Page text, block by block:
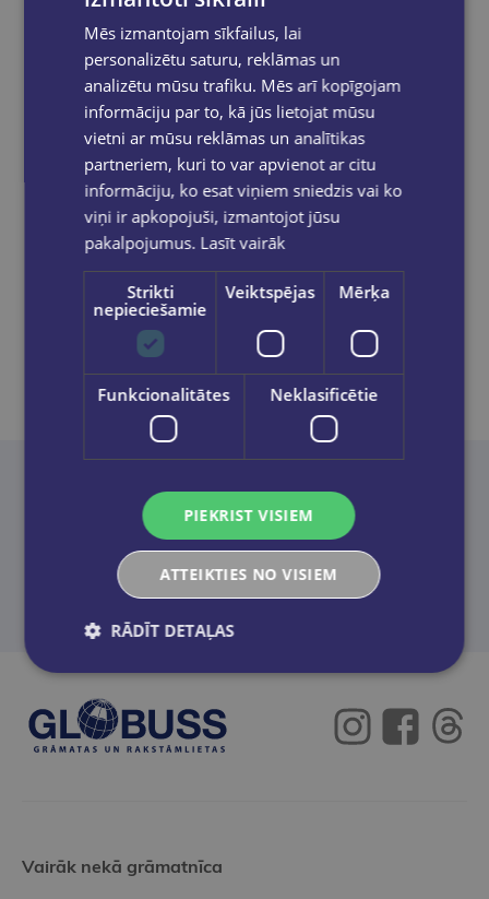
Pasūtījumu apstrāde notiek darba dienās.
Apmaksātie pasūtījumi tiekapstrādāti un
izsūtīti 2-5 darba dienu laikā.
Bezmaksas piegāde
uz OMNIVA
pasūtījumiem no €40.00.
Bezmaksas piegāde jebkurā GLOBUSS
pasūtījums būs gatavs saņemšanai, saņemsi
e-pastu un/ vai SMS.
Dalies sociālajos tīklos:
Neatradi to, ko meklēji? Palīdzēsim!
Sazināties
Vairāk nekā grāmatnīca
Mēs izmantojam sīkfailus, lai
personalizētu saturu, reklāmas un
analizētu mūsu trafiku. Mēs arī kopīgojam
informāciju par to, kā jūs lietojat mūsu
vietni ar mūsu reklāmas un analītikas
partneriem, kuri to var apvienot ar citu
informāciju, ko esat viņiem sniedzis vai ko
viņi ir apkopojuši, izmantojot jūsu
pakalpojumus. Lasīt vairāk
Strikti
nepieciešamie
Veiktspējas Mērķa
Funkcionalitātes Neklasificētie
PIEKRIST VISIEM
ATTEIKTIES NO VISIEM
RĀDĪT DETAĻAS